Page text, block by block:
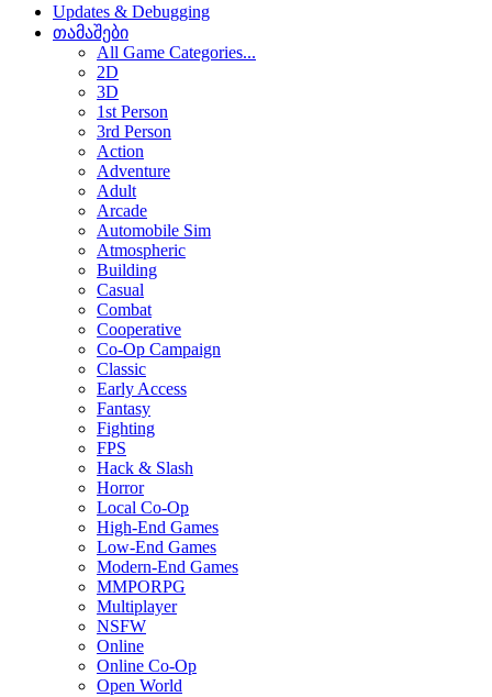
Updates & Debugging
თამაშები
All Game Categories...
2D
3D
1st Person
3rd Person
Action
Adventure
Adult
Arcade
Automobile Sim
Atmospheric
Building
Casual
Combat
Cooperative
Co-Op Campaign
Classic
Early Access
Fantasy
Fighting
FPS
Hack & Slash
Horror
Local Co-Op
High-End Games
Low-End Games
Modern-End Games
MMPORPG
Multiplayer
NSFW
Online
Online Co-Op
Open World